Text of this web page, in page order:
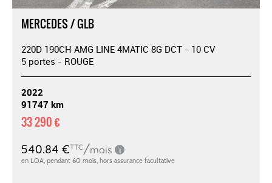
MERCEDES / GLB
220D 190CH AMG LINE 4MATIC 8G DCT - 10 CV
5 portes - ROUGE
2022
91747 km
33 290 €